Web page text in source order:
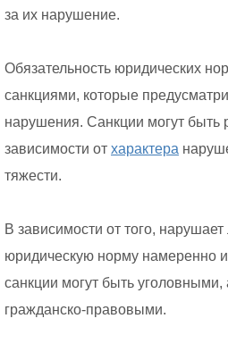
за их нарушение.
Обязательность юридических
санкциями, которые
нарушения. Санкции могут быть
зависимости от характера
тяжести.
В зависимости от того, нарушает
юридическую норму намеренно
санкции могут быть
гражданско-правовыми.